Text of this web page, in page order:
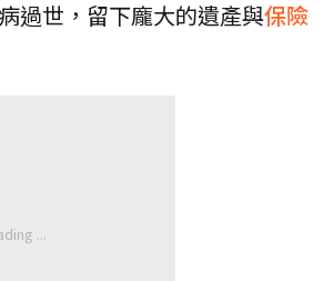
過世，留下龐大的遺產與保險